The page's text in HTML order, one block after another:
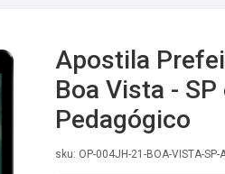
Apostila
Boa Vista -
Pedagógico
sku: OP-004JH-21-BOA-VISTA-SP-